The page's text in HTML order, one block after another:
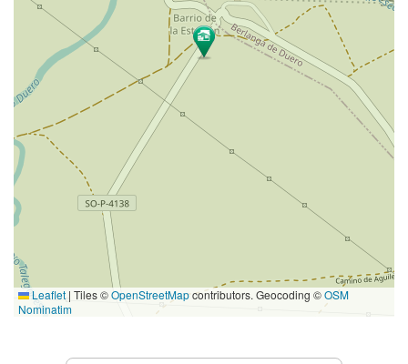
Leaflet | Tiles ©OpenStreetMapcontributors. Geocoding ©OSM
Nominatim